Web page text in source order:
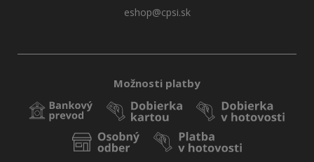
eshop@cpsi.sk
Možnosti platby